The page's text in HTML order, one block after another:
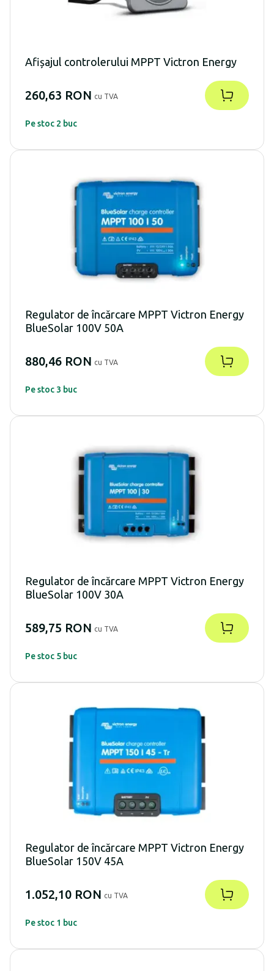
Afișajul controlerului MPPT Victron Energy
260,63 RON cu TVA
Pe stoc 2 buc
Regulator de încărcare MPPT Victron Energy
BlueSolar 100V 50A
880,46 RON cu TVA
Pe stoc 3 buc
Regulator de încărcare MPPT Victron Energy
BlueSolar 100V 30A
589,75 RON cu TVA
Pe stoc 5 buc
Regulator de încărcare MPPT Victron Energy
BlueSolar 150V 45A
1.052,10 RON cu TVA
Pe stoc 1 buc